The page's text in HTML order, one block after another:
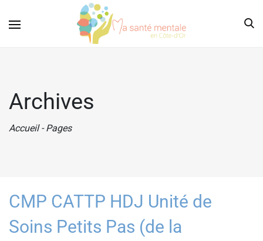
Archives
Accueil - Pages
CMP CATTP HDJ Unité de
Soins Petits Pas (de la